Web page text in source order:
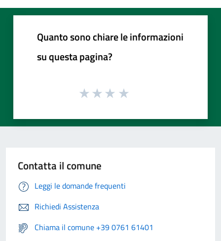
Quanto sono chiare le informazioni
su questa pagina?
Contatta il comune
Leggi le domande frequenti
Richiedi Assistenza
Chiama il comune +39 0761 61401